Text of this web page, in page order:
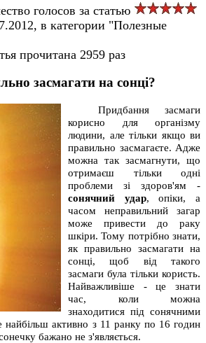
голосов за статью
в категории "Полезные
прочитана 2959 раз
засмагати на сонці?
Придбання засмаги
корисно для організму
людини, але тільки якщо ви
правильно засмагаєте. Адже
можна так засмагнути, що
отримаєш тільки одні
проблеми зі здоров'ям -
сонячний удар, опіки, а
часом неправильний загар
може привести до раку
шкіри. Тому потрібно знати,
як правильно засмагати на
сонці, щоб від такого
засмаги була тільки користь.
Найважливіше - це знати
час, коли можна
знаходитися під сонячними
активно з 11 ранку по 16 годин
бажано не з'являється.